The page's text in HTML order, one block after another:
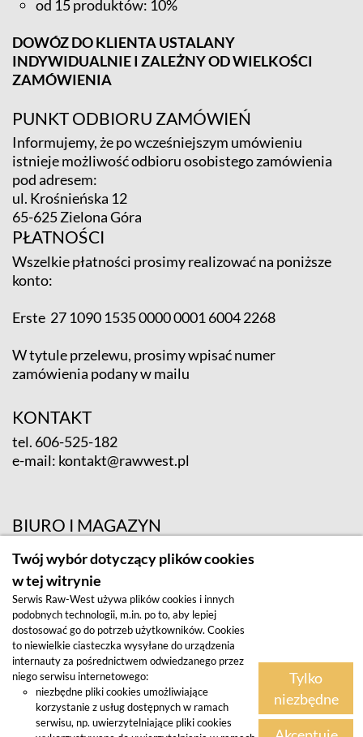
od 15 produktów: 10%
DOWÓZ DO KLIENTA USTALANY
INDYWIDUALNIE I ZALEŻNY OD WIELKOŚCI
ZAMÓWIENIA
PUNKT ODBIORU ZAMÓWIEŃ
Informujemy, że po wcześniejszym umówieniu
istnieje możliwość odbioru osobistego zamówienia
pod adresem:
ul. Krośnieńska 12
65-625 Zielona Góra
PŁATNOŚCI
Wszelkie płatności prosimy realizować na poniższe
konto:
Erste 27 1090 1535 0000 0001 6004 2268
W tytule przelewu, prosimy wpisać numer
zamówienia podany w mailu
KONTAKT
tel. 606-525-182
e-mail: kontakt@rawwest.pl
BIURO I MAGAZYN
ul. Krośnieńska 12; 65-625 Zielona Góra
Regulamin
Polityka prywatności
Twój wybór dotyczący plików cookies
w tej witrynie
Serwis Raw-West używa plików cookies i innych
podobnych technologii, m.in. po to, aby lepiej
dostosować go do potrzeb użytkowników. Cookies
to niewielkie ciasteczka wysyłane do urządzenia
internauty za pośrednictwem odwiedzanego przez
niego serwisu internetowego:
niezbędne pliki cookies umożliwiające
korzystanie z usług dostępnych w ramach
serwisu, np. uwierzytelniające pliki cookies
Tylko
niezbędne